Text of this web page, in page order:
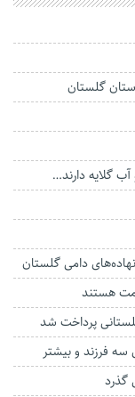
گلایه دارند…
دامی گلستان
گذرد